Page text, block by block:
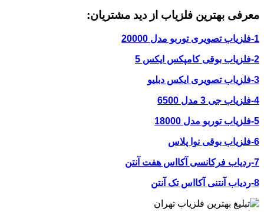
معرفی بهترین فلزیاب از دید مشتریان:
1-فلزیاب تصویری توربو مدل 20000
2-فلزیاب بوقی کامپکس ایکس 5
3-فلزیاب تصویری ایکس دبلیو
4-فلزیاب جی 3 مدل 6500
5-فلزیاب توربو مدل 18000
6-فلزیاب بوقی نوا پلاس
7-ردیاب فرکانسی آکااس هفت آنتن
8-ردیاب آنتنی آکااس تک آنتن